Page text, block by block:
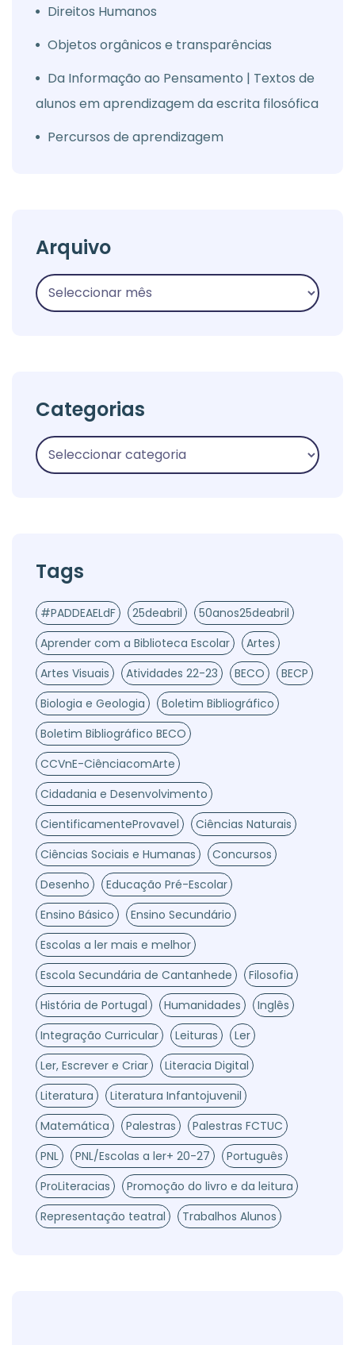
Direitos Humanos
Objetos orgânicos e transparências
Da Informação ao Pensamento | Textos de
alunos em aprendizagem da escrita filosófica
Percursos de aprendizagem
Arquivo
Categorias
Tags
#PADDEAELdF 25deabril
50anos25deabril
Aprender com a Biblioteca Escolar
Artes
Artes Visuais
Atividades 22-23 BECO
BECP
Biologia e Geologia
Boletim Bibliográfico
Boletim Bibliográfico BECO
CCVnE-CiênciacomArte
Cidadania e Desenvolvimento
CientificamenteProvavel
Ciências Naturais
Ciências Sociais e Humanas
Concursos
Desenho
Educação Pré-Escolar
Ensino Básico
Ensino Secundário
Escolas a ler mais e melhor
Escola Secundária de Cantanhede
Filosofia
História de Portugal
Humanidades
Inglês
Integração Curricular
Leituras
Ler
Ler, Escrever e Criar
Literacia Digital
Literatura
Literatura Infantojuvenil
Matemática
Palestras
Palestras FCTUC
PNL
PNL/Escolas a ler+ 20-27
Português
ProLiteracias
Promoção do livro e da leitura
Representação teatral
Trabalhos Alunos